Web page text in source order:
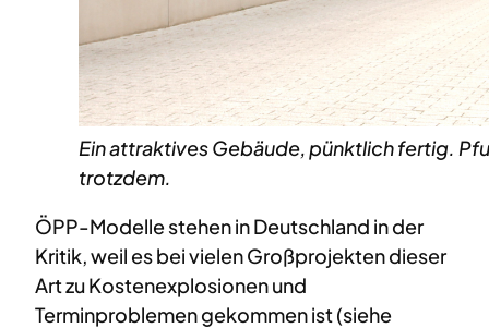
Ein attraktives Gebäude, pünktlich fertig.
trotzdem.
ÖPP-Modelle stehen in Deutschland in der
Kritik, weil es bei vielen Großprojekten dieser
Art zu Kostenexplosionen und
Terminproblemen gekommen ist (siehe